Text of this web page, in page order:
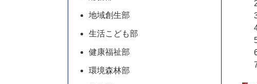
地域創生部
生活こども部
健康福祉部
環境森林部